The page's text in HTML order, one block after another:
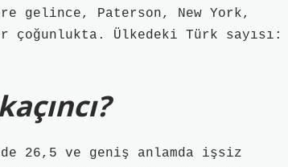
Paterson, New York,
çoğunlukta. Ülkedeki Türk sayısı:
26,5 ve geniş anlamda işsiz